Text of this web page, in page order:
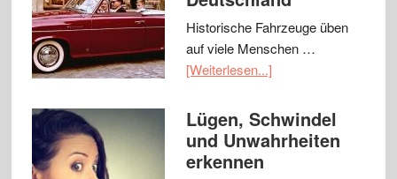
Historische Fahrzeuge üben
auf viele Menschen …
[Weiterlesen...]
Lügen, Schwindel
und Unwahrheiten
erkennen